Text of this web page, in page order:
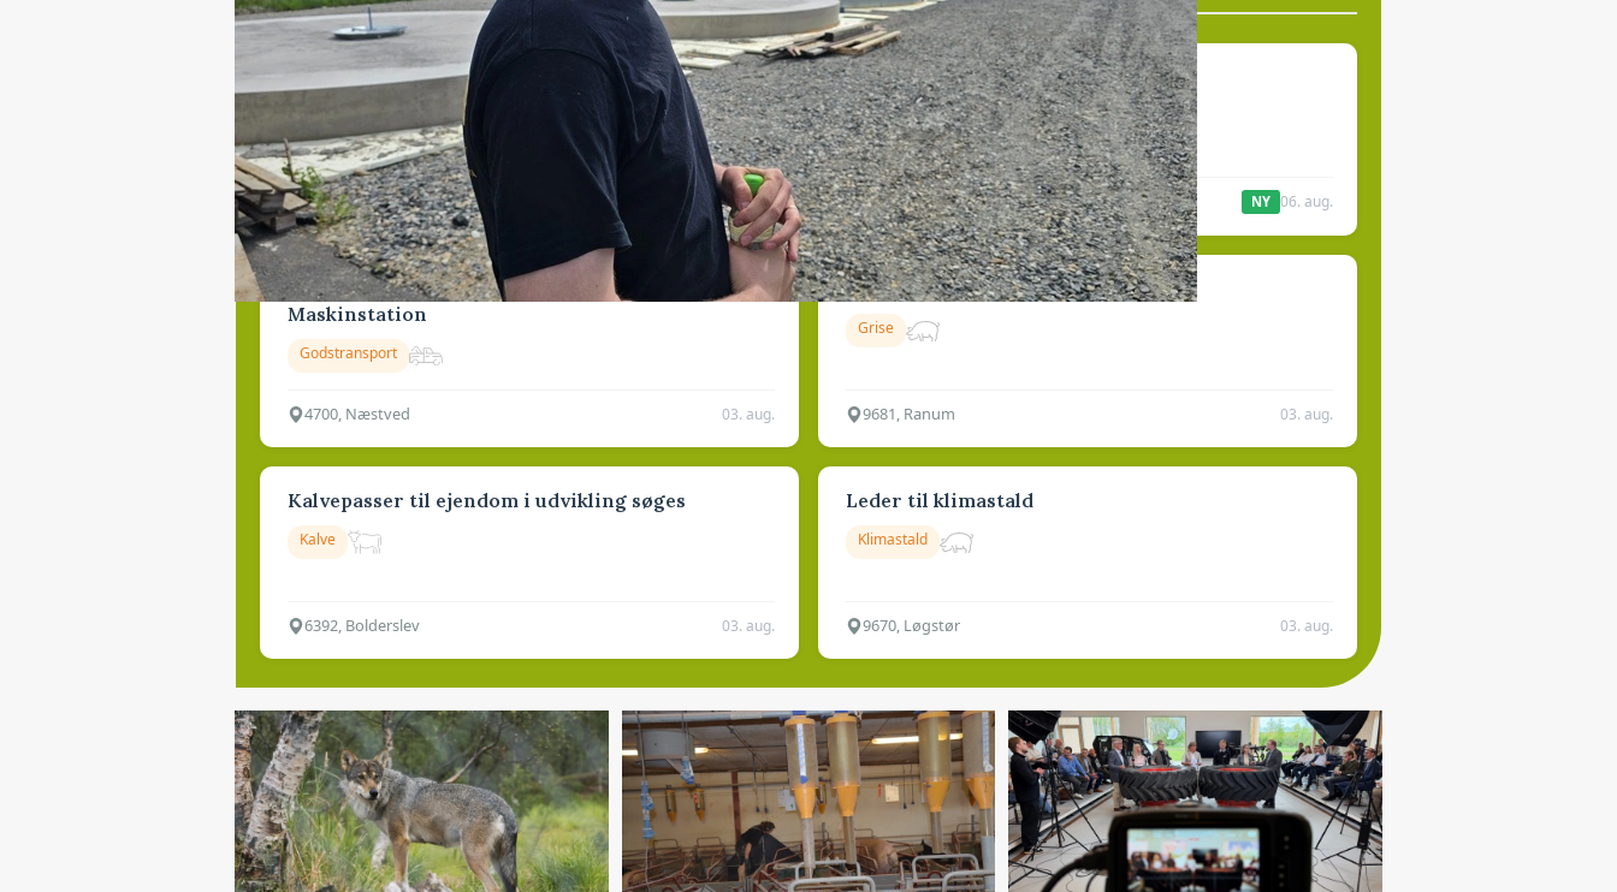
Elevplads tilbydes ved Ringkøbing / Trainee
placement Ringkøbing
Grise
6950, Ringkøbing NY 06. aug.
Rørlægger / håndmand søges til
dræn/entreprenørarbejde.
Anlæg Kloak
4690, Haslev NY 06. aug.
Lastbilchauffør søges til Henrik Haves
Maskinstation
Godstransport
4700, Næstved 03. aug.
Medarbejdere til griseproduktion
Grise
9681, Ranum 03. aug.
Kalvepasser til ejendom i udvikling søges
Kalve
6392, Bolderslev 03. aug.
Leder til klimastald
Klimastald
9670, Løgstør 03. aug.